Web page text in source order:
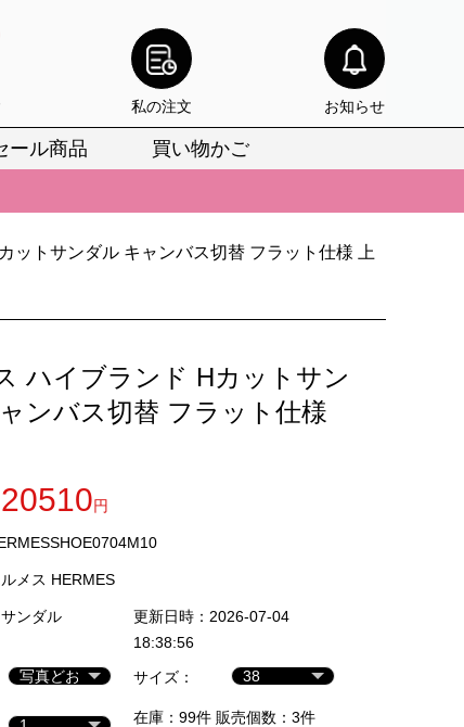
私の注文 お知らせ
ール商品 買い物かご
だけます。
見逃しなく。
見逃しなく。
ットサンダル キャンバス切替 フラット仕様 上
ハイブランド Hカットサン
ンバス切替 フラット仕様
20510円
メス HERMES
サンダル
更新日時：2026-07-04
18:38:56
サイズ：
在庫：99件 販売個数：3件